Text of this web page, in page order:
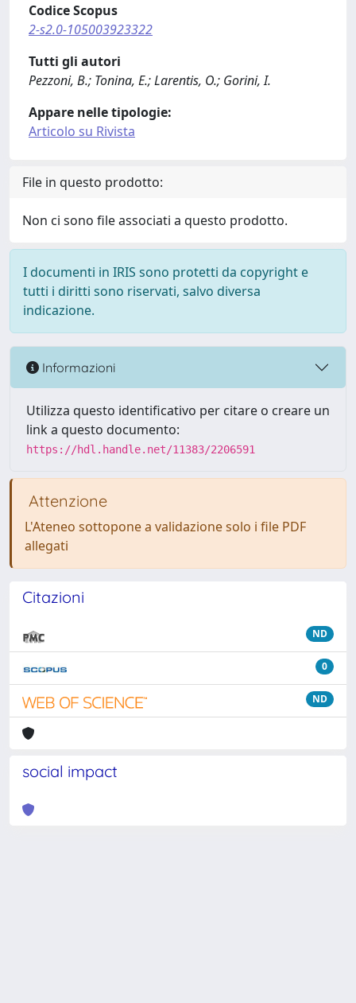
Codice Scopus
2-s2.0-105003923322
Tutti gli autori
Pezzoni, B.; Tonina, E.; Larentis, O.; Gorini, I.
Appare nelle tipologie:
Articolo su Rivista
File in questo prodotto:
Non ci sono file associati a questo prodotto.
I documenti in IRIS sono protetti da copyright e
tutti i diritti sono riservati, salvo diversa
indicazione.
Informazioni
Utilizza questo identificativo per citare o creare un
link a questo documento:
https://hdl.handle.net/11383/2206591
Attenzione
L'Ateneo sottopone a validazione solo i file PDF
allegati
Citazioni
ND
0
ND
social impact